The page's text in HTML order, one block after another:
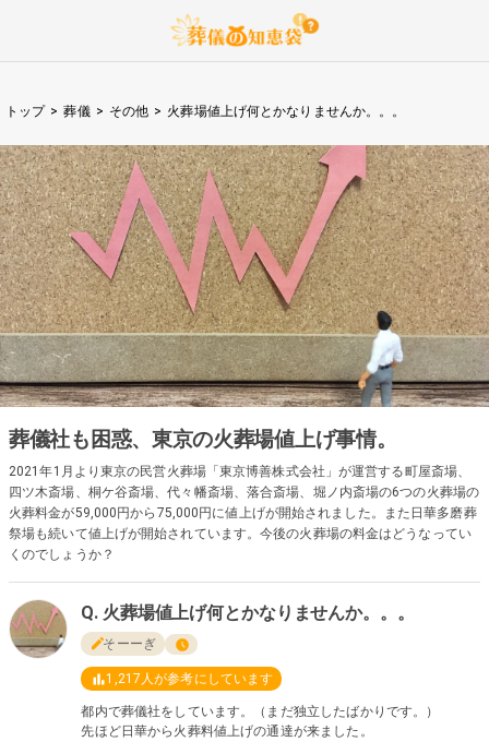
トップ > 葬儀 > その他 > 火葬場値上げ何とかなりませんか。。。
葬儀社も困惑、東京の火葬場値上げ事情。
2021年1月より東京の民営火葬場「東京博善株式会社」が運営する町屋斎場、
四ツ木斎場、桐ケ谷斎場、代々幡斎場、落合斎場、堀ノ内斎場の6つの火葬場の
火葬料金が59,000円から75,000円に値上げが開始されました。また日華多磨葬
祭場も続いて値上げが開始されています。今後の火葬場の料金はどうなってい
くのでしょうか？
火葬場値上げ何とかなりませんか。。。
そーーぎ
1,217 人が参考にしています
都内で葬儀社をしています。（まだ独立したばかりです。）
先ほど日華から火葬料値上げの通達が来ました。